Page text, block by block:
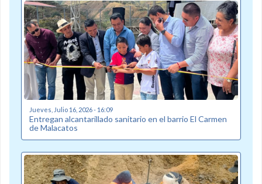
Jueves, Julio 16, 2026 - 16:09
Entregan alcantarillado sanitario en el barrio El Carmen
de Malacatos